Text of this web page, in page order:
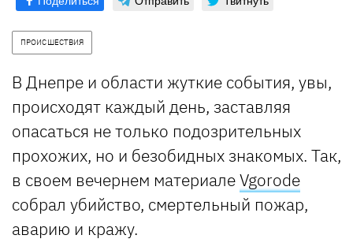
ПРОИСШЕСТВИЯ
В Днепре и области жуткие события, увы,
происходят каждый день, заставляя
опасаться не только подозрительных
прохожих, но и безобидных знакомых. Так,
в своем вечернем материалеVgorode
собрал убийство, смертельный пожар,
аварию и кражу.